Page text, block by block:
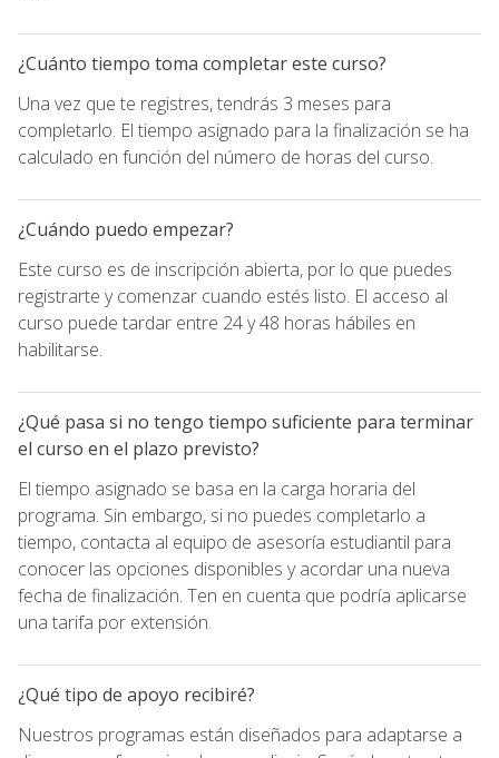
¿Cuánto tiempo toma completar este curso?
Una vez que te registres, tendrás 3 meses para
completarlo. El tiempo asignado para la finalización se ha
calculado en función del número de horas del curso.
¿Cuándo puedo empezar?
Este curso es de inscripción abierta, por lo que puedes
registrarte y comenzar cuando estés listo. El acceso al
curso puede tardar entre 24 y 48 horas hábiles en
habilitarse.
¿Qué pasa si no tengo tiempo suficiente para terminar
el curso en el plazo previsto?
El tiempo asignado se basa en la carga horaria del
programa. Sin embargo, si no puedes completarlo a
tiempo, contacta al equipo de asesoría estudiantil para
conocer las opciones disponibles y acordar una nueva
fecha de finalización. Ten en cuenta que podría aplicarse
una tarifa por extensión.
¿Qué tipo de apoyo recibiré?
Nuestros programas están diseñados para adaptarse a